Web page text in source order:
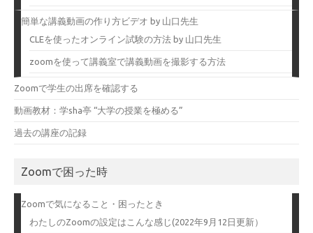
簡単な講義動画の作り方ビデオ by 山口先生
CLEを使ったオンライン試験の方法 by 山口先生
zoomを使って講義室で講義動画を撮影する方法
Zoomで学生の出席を確認する
動画教材：学sha亭 “大学の授業を極める”
過去の講座の記録
Zoomで困った時
Zoomで気になること・困ったとき
わたしのZoomの設定はこんな感じ(2022年9月12日更新）